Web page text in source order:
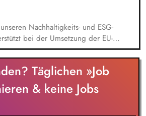
und die Erhebung entsprechender
Bilanz) eingebunden.
Nachhaltigkeits- und ESG-
bei der Umsetzung der EU-
Nachhaltigkeitsdaten, bereitest
damit einen wichtigen Beitrag zum
aussagekräftige Präsentationen
Du wirkst bei der Einführung einer
Lösung (BI) zur
Nachhaltigkeitsreportings mit.
Täglichen »Job
& keine Jobs